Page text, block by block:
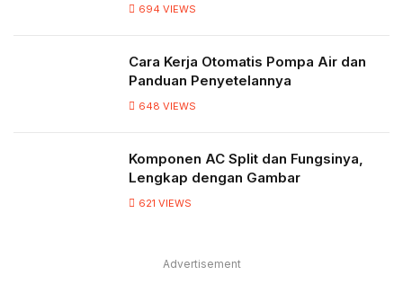
694 VIEWS
Cara Kerja Otomatis Pompa Air dan
Panduan Penyetelannya
648 VIEWS
Komponen AC Split dan Fungsinya,
Lengkap dengan Gambar
621 VIEWS
Advertisement